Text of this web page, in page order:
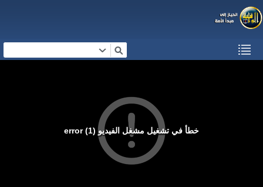
خطأ في تشغيل مشغل الفيديو (1) error